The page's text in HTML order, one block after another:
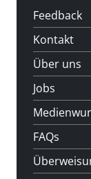
Feedback
Kontakt
Über uns
Jobs
FAQs